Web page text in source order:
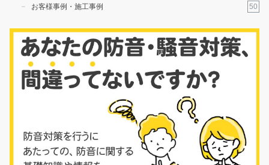
お客様事例・施工事例
50